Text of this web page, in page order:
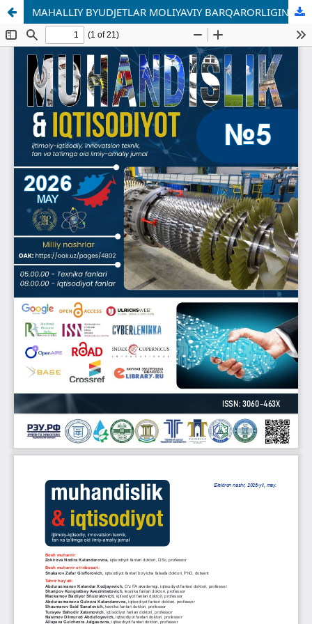
MAHALLIY BYUDJETLAR MOLIYAVIY BARQARORLIGINI TA’MINLASHDA JISMONIY SHAXSLARNING MOL-MULK VA YER SOLIQLARINI TAKOMILLASHTIRISH: EKONOMETRIK YONDASHUV